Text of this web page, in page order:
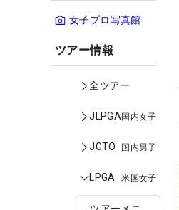
女子プロ写真館
ツアー情報
全ツアー
JLPGA国内女子
JGTO 国内男子
LPGA 米国女子